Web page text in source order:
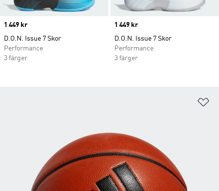
Price
1 449 kr
D.O.N. Issue 7 Skor
Performance
3 färger
Price
1 449 kr
D.O.N. Issue 7 Skor
Performance
3 färger